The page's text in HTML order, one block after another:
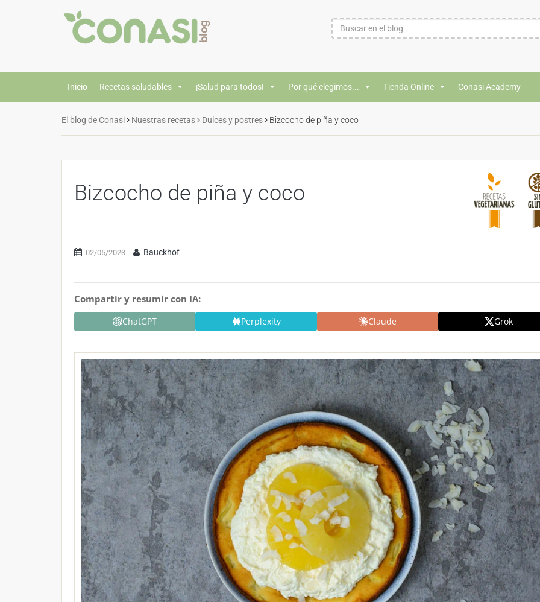
Inicio Recetas saludables ¡Salud para todos! Por qué elegimos... Tienda Online Conasi Academy
El blog de Conasi Nuestras recetas Dulces y postres Bizcocho de piña y coco
Bizcocho de piña y coco
02/05/2023 Bauckhof
Compartir y resumir con IA:
ChatGPT Perplexity Claude Grok